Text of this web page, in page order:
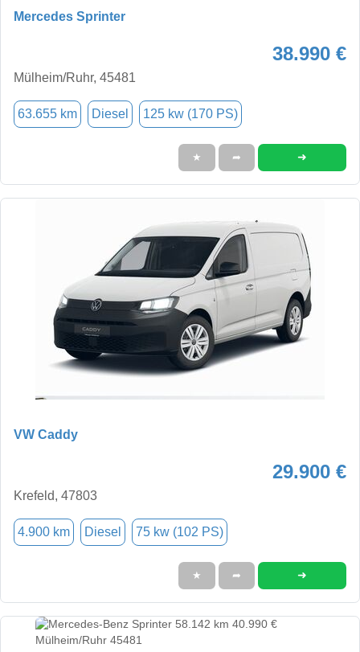
Mercedes Sprinter
38.990 €
Mülheim/Ruhr, 45481
63.655 km Diesel 125 kw (170 PS)
★ ➦ ➜
VW Caddy
29.900 €
Krefeld, 47803
4.900 km Diesel 75 kw (102 PS)
★ ➦ ➜